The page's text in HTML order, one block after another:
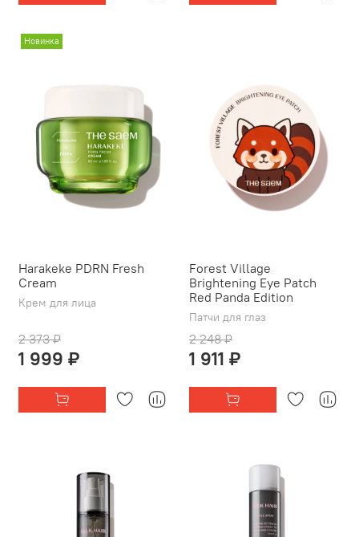
Новинка
Harakeke PDRN Fresh
Cream
Крем для лица
2 373 ₽
1 999 ₽
Forest Village
Brightening Eye Patch
Red Panda Edition
Патчи для глаз
2 248 ₽
1 911 ₽